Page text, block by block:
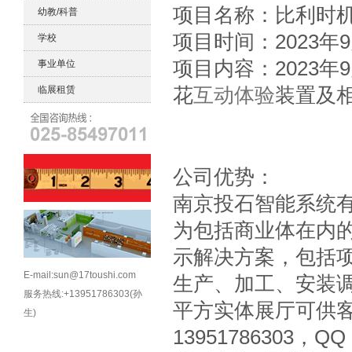
幼教/科普
学校
事业单位
临展租赁
E-mail:sun@17toushi.com
服务热线:+13951786303(孙
生)
项目名称：比利时
项目时间：2023年
项目内容：2023年
花互动体验装置及
公司优势：
南京投石智能系统
为包括商业体在内
示解决方案，包括
生产、加工、安装
平方实体展厅可供
13951786303，